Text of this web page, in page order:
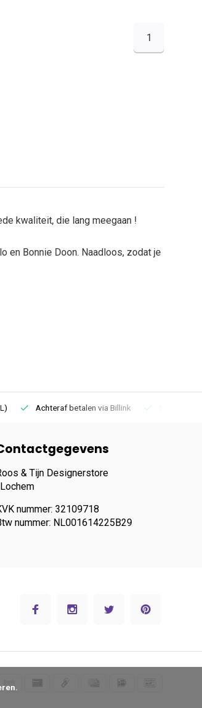
1
kwaliteit, die lang meegaan !
en Bonnie Doon. Naadloos, zodat je
Achteraf betalen via Billink
& Tijn Designerstore
nummer: 32109718
nummer: NL001614225B29